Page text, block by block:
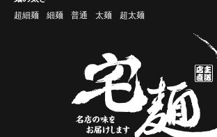
超細麺
細麺 普通 太麺 超太麺